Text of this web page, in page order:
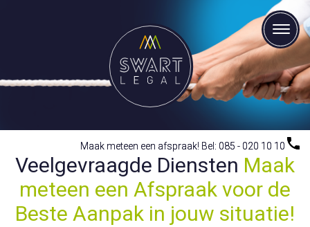
Maak meteen een afspraak! Bel: 085 - 020 10 10
Maak meteen een afspraak! Bel: 085 - 020 10 10
Veelgevraagde Diensten Maak
meteen een Afspraak voor de
Beste Aanpak in jouw situatie!